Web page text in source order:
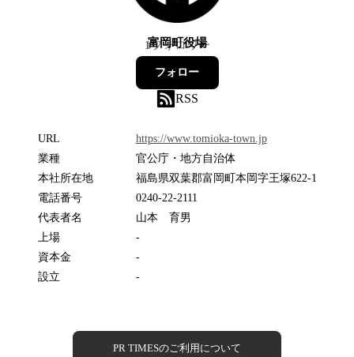
富岡町役場
1フォロワー
フォロー
RSS
URL
https://www.tomioka-town.jp
業種
官公庁・地方自治体
本社所在地
福島県双葉郡富岡町本岡字王塚622-1
電話番号
0240-22-2111
代表者名
山本 育男
上場
-
資本金
-
設立
-
PR TIMESのご利用について